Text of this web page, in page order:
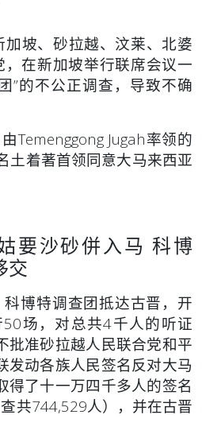
坡、砂拉越、汶莱、北婆
在新加坡举行联席会议一
”的不公正调查，导致不确
Jugah率领的
土着著首领同意大马来西亚
要沙砂併入马 科博
交
博特调查团抵达古晋，开
场，对总共4千人的听证
批准砂拉越人民联合党和平
发动各族人民签名反对大马
得了十一万四千多人的签名
共744,529人），并在古晋